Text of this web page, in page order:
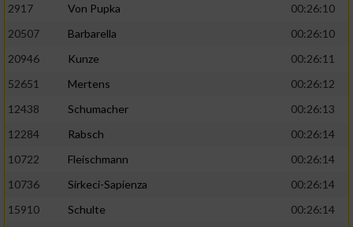
2917
Von Pupka
00:26:10
20507
Barbarella
00:26:10
20946
Kunze
00:26:11
52651
Mertens
00:26:12
12438
Schumacher
00:26:13
12284
Rabsch
00:26:14
10722
Fleischmann
00:26:14
10736
Sirkeci-Sapienza
00:26:14
15910
Schulte
00:26:14